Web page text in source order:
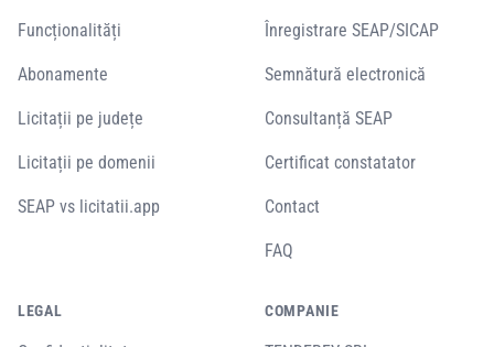
Funcționalități
Abonamente
Licitații pe județe
Licitații pe domenii
SEAP vs licitatii.app
Înregistrare SEAP/SICAP
Semnătură electronică
Consultanță SEAP
Certificat constatator
Contact
FAQ
LEGAL COMPANIE